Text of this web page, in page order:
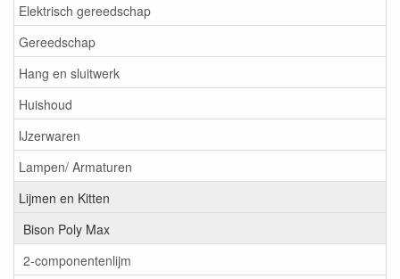
Elektrisch gereedschap
Gereedschap
Hang en sluitwerk
Huishoud
IJzerwaren
Lampen/ Armaturen
Lijmen en Kitten
Bison Poly Max
2-componentenlijm